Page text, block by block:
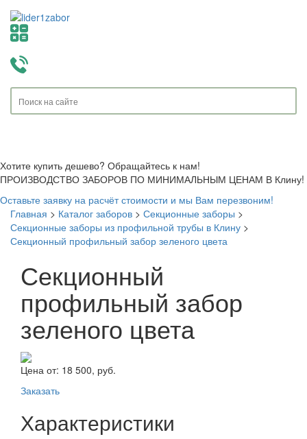
Хотите купить дешево? Обращайтесь к нам!
ПРОИЗВОДСТВО ЗАБОРОВ ПО МИНИМАЛЬНЫМ ЦЕНАМ В Клину!
Оставьте заявку на расчёт стоимости и мы Вам перезвоним!
Главная > Каталог заборов > Секционные заборы >
Секционные заборы из профильной трубы в Клину >
Секционный профильный забор зеленого цвета
Секционный
профильный забор
зеленого цвета
Цена от: 18 500, руб.
Заказать
Характеристики